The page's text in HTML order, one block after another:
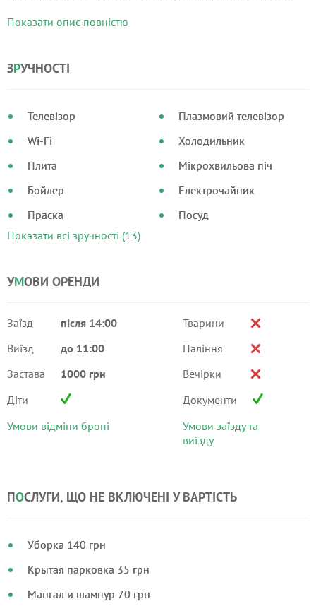
Показати опис повністю
ЗРУЧНОСТІ
Телевізор
Wi-Fi
Плита
Бойлер
Праска
Плазмовий телевізор
Холодильник
Мікрохвильова піч
Електрочайник
Посуд
Показати всі зручності (13)
УМОВИ ОРЕНДИ
Заїзд
після 14:00
Виїзд
до 11:00
Застава
1000 грн
Діти
Умови відміни броні
Тварини
Паління
Вечірки
Документи
Умови заїзду та
виїзду
ПОСЛУГИ, ЩО НЕ ВКЛЮЧЕНІ У ВАРТІСТЬ
Уборка 140 грн
Крытая парковка 35 грн
Мангал и шампур 70 грн